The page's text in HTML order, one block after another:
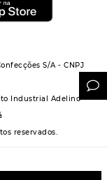
S/A - CNPJ
Industrial Adelino
reservados.